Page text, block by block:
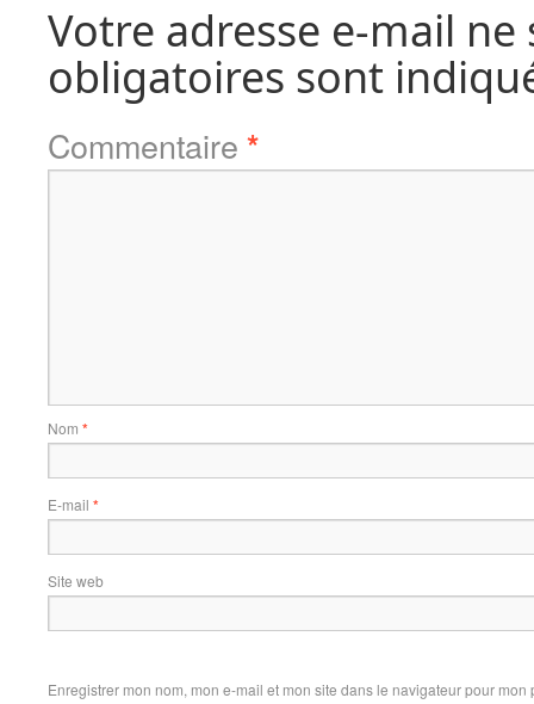
Votre adresse e-mail
obligatoires sont
Commentaire *
Nom *
E-mail *
Site web
Enregistrer mon nom, mon e-mail et mon site dans le navigateur pour